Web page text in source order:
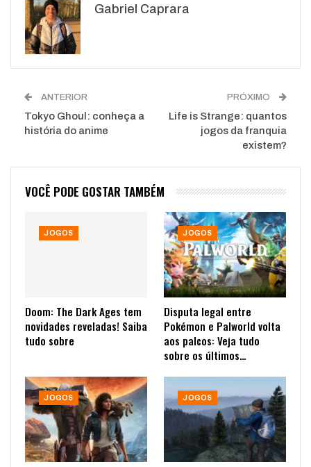
WhatsApp
Gabriel Caprara
ANTERIOR
Tokyo Ghoul: conheça a
história do anime
PRÓXIMO
Life is Strange: quantos
jogos da franquia
existem?
VOCÊ PODE GOSTAR TAMBÉM
JOGOS
Doom: The Dark Ages tem
novidades reveladas! Saiba
tudo sobre
JOGOS
Disputa legal entre
Pokémon e Palworld volta
aos palcos: Veja tudo
sobre os últimos…
JOGOS JOGOS